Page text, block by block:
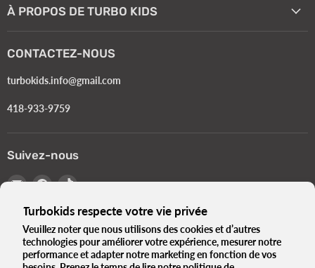
Turbokids respecte votre vie privée
Veuillez noter que nous utilisons des cookies et d’autres
technologies pour améliorer votre expérience, mesurer notre
performance et adapter notre marketing en fonction de vos
À PROPOS DE TURBO KIDS
CONTACTEZ-NOUS
turbokids.info@gmail.com
418-933-9759
Suivez-nous
EmailTrouvez-
sur
Facebook
Trouvez-
sur
TikTok
Langue
Français